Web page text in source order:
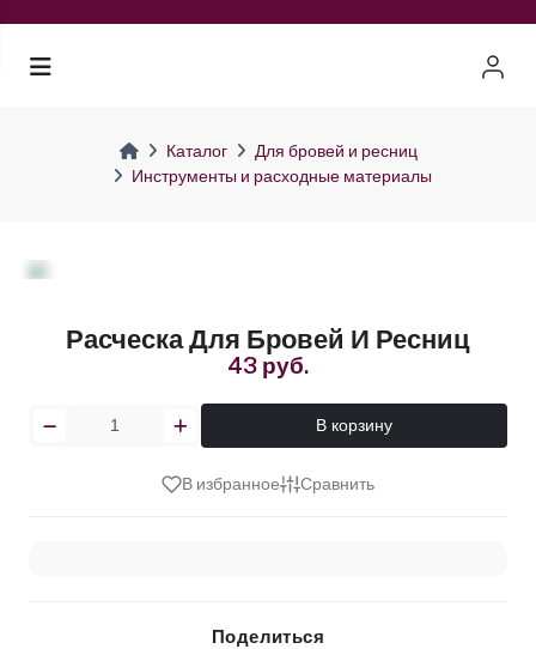
Каталог
Для бровей и ресниц
Инструменты и расходные материалы
Расческа Для Бровей И Ресниц
43 руб.
В корзину
В избранное Сравнить
Поделиться